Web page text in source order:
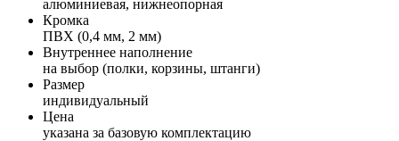
алюминиевая, нижнеопорная
Кромка
ПВХ (0,4 мм, 2 мм)
Внутреннее наполнение
на выбор (полки, корзины, штанги)
Размер
индивидуальный
Цена
указана за базовую комплектацию